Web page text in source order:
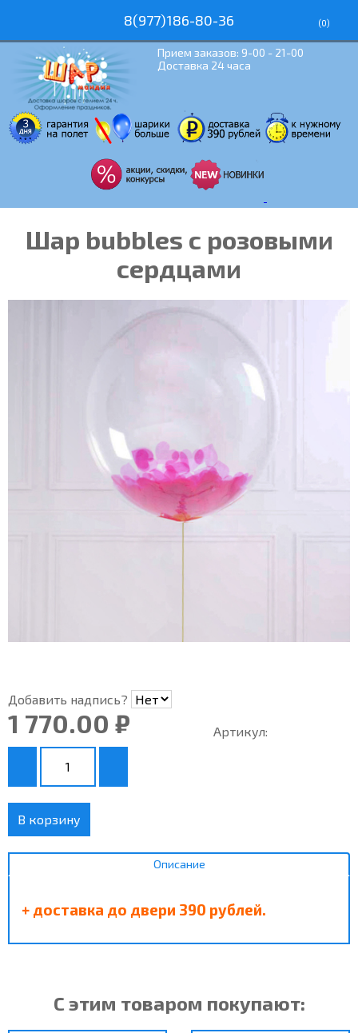
8(977)186-80-36 (0)
Прием заказов: 9-00 - 21-00
Доставка 24 часа
Шар bubbles с розовыми
сердцами
Добавить надпись?
1 770.00 ₽ Артикул:
В корзину
Описание
+ доставка до двери 390 рублей.
С этим товаром покупают: